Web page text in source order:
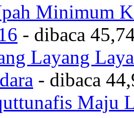
Minimum
- dibaca
Layang
- dibaca
Maju